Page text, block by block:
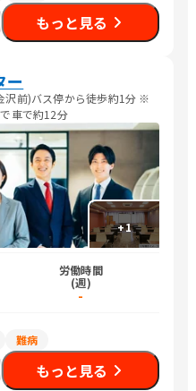
もっと見る
ー
沢前)バス停から徒歩約1分 ※
車で約12分
+1
労働時間
(週)
-
難病
もっと見る